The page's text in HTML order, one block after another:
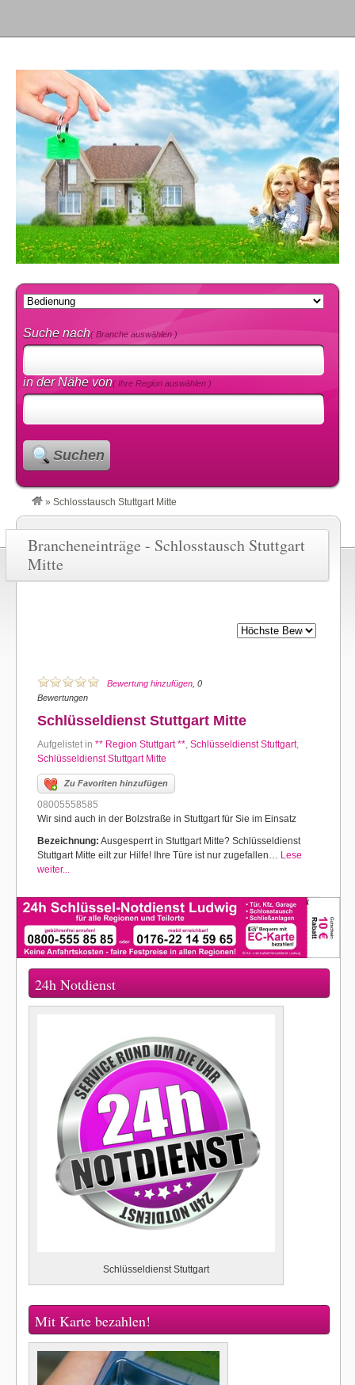
Suche nach( Branche auswählen )
in der Nähe von( Ihre Region auswählen )
Suchen
» Schlosstausch Stuttgart Mitte
Brancheneinträge - Schlosstausch Stuttgart
Mitte
Bewertung hinzufügen , 0
Bewertungen
Schlüsseldienst Stuttgart Mitte
Aufgelistet in ** Region Stuttgart **, Schlüsseldienst Stuttgart,
Schlüsseldienst Stuttgart Mitte
Zu Favoriten hinzufügen
08005558585
Wir sind auch in der Bolzstraße in Stuttgart für Sie im Einsatz
Bezeichnung: Ausgesperrt in Stuttgart Mitte? Schlüsseldienst
Stuttgart Mitte eilt zur Hilfe! Ihre Türe ist nur zugefallen… Lese
weiter...
24h Notdienst
Schlüsseldienst Stuttgart
Mit Karte bezahlen!